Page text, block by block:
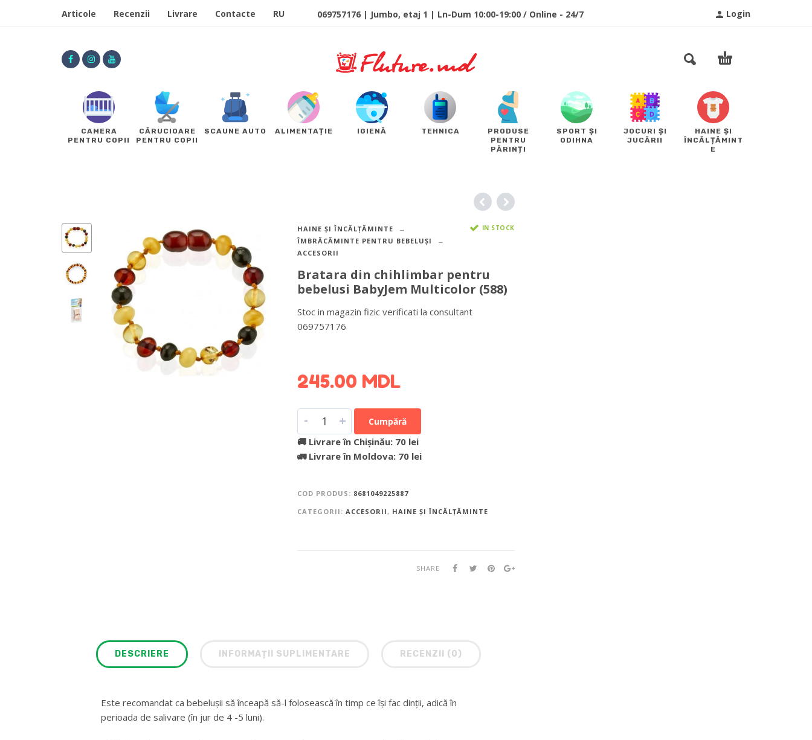
Login
Articole Recenzii Livrare Contacte RU 069757176 | Jumbo, etaj 1 | Ln-Dum 10:00-19:00 / Online - 24/7
CAMERA
PENTRU COPII
CĂRUCIOARE
PENTRU COPII
SCAUNE AUTO ALIMENTAȚIE IGIENĂ TEHNICA
PRODUSE
PENTRU
PĂRINȚI
SPORT ȘI
ODIHNA
JOCURI ȘI
JUCĂRII
HAINE ȘI
ÎNCĂLȚĂMINT
E
HAINE ȘI ÎNCĂLȚĂMINTE
ÎMBRĂCĂMINTE PENTRU BEBELUȘI
ACCESORII
IN STOCK
Bratara din chihlimbar pentru
bebelusi BabyJem Multicolor (588)
Stoc in magazin fizic verificati la consultant
069757176
245.00 MDL
- + Cumpără
🚚 Livrare în Chișinău: 70 lei
🚛 Livrare în Moldova: 70 lei
COD PRODUS: 8681049225887
CATEGORII: ACCESORII , HAINE ȘI ÎNCĂLȚĂMINTE
SHARE
DESCRIERE INFORMAȚII SUPLIMENTARE RECENZII (0)
Este recomandat ca bebelușii să înceapă să-l folosească în timp ce își fac dinții, adică în
perioada de salivare (în jur de 4 -5 luni).